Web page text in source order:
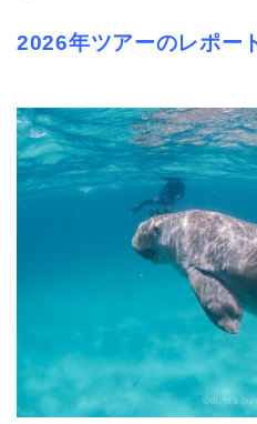
2026年ツアーのレポー